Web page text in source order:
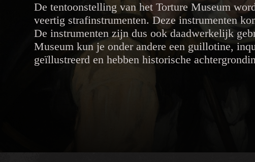
De tentoonstelling van het Torture Museum
veertig strafinstrumenten. Deze instrumenten
De instrumenten zijn dus ook daadwerkelijk
Museum kun je onder andere een guillotine,
geïllustreerd en hebben historische